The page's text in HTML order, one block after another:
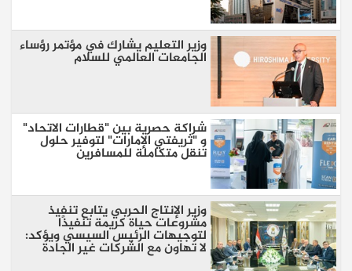
وزير التعليم يشارك في مؤتمر رؤساء
الجامعات العالمي للسلام
شراكة حصرية بين "قطارات الاتحاد"
و "ثريفتي الإمارات" لتوفير حلول
تنقل متكاملة للمسافرين
وزير الإنتاج الحربي يتابع تنفيذ
مشروعات حياة كريمة تنفيذًا
لتوجيهات الرئيس السيسي ويؤكد:
لا تهاون مع الشركات غير الجادة